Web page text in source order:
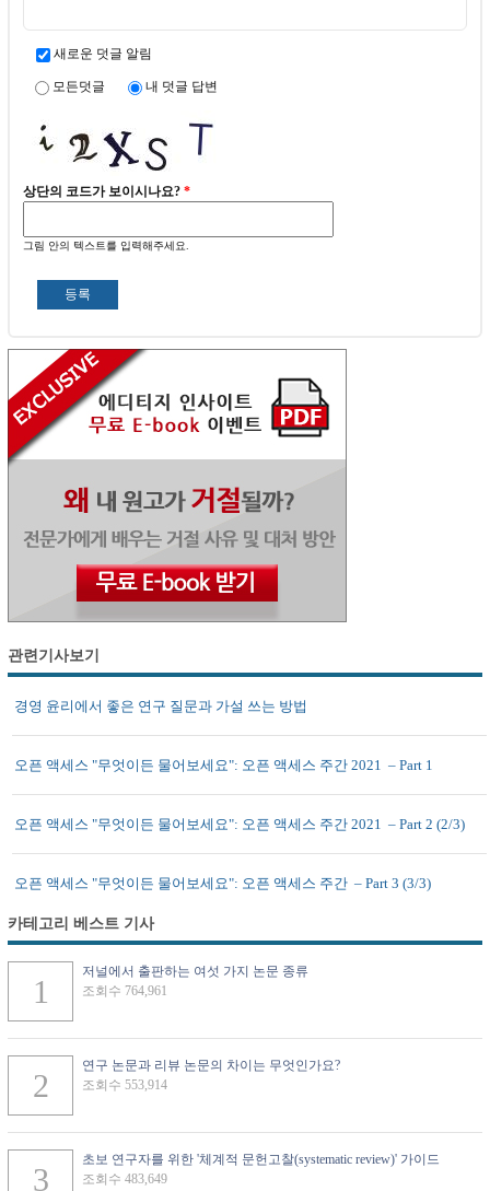
새로운 덧글 알림
모든덧글 내 덧글 답변
상단의 코드가 보이시나요? *
그림 안의 텍스트를 입력해주세요.
관련기사보기
경영 윤리에서 좋은 연구 질문과 가설 쓰는 방법
오픈 액세스 "무엇이든 물어보세요": 오픈 액세스 주간 2021 – Part 1
오픈 액세스 "무엇이든 물어보세요": 오픈 액세스 주간 2021 – Part 2 (2/3)
오픈 액세스 "무엇이든 물어보세요": 오픈 액세스 주간 – Part 3 (3/3)
카테고리 베스트 기사
저널에서 출판하는 여섯 가지 논문 종류
조회수 764,961
연구 논문과 리뷰 논문의 차이는 무엇인가요?
조회수 553,914
초보 연구자를 위한 '체계적 문헌고찰(systematic review)' 가이드
조회수 483,649